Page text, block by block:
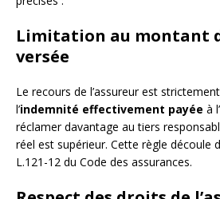
Limitation au montant
versée
Le recours de l’assureur est
l’indemnité effectivement payée à
réclamer davantage au tiers
réel est supérieur. Cette règle découle
L.121-12 du Code des assurances.